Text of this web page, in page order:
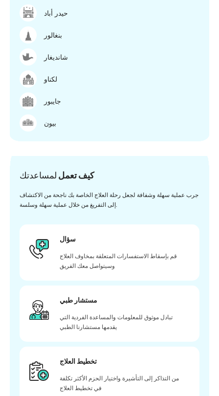
حيدر أباد
بنغالور
شانديغار
لكناو
جايبور
بيون
كيف تعمل لمساعدتك
جرب عملية سهلة وشفافة لجعل رحلة العلاج الخاصة بك ناجحة من الاكتشاف
إلى التفريغ من خلال عملية سهلة وسلسة.
سؤال
قم بإسقاط الاستفسارات المتعلقة بمخاوف العلاج
وسيتواصل معك الفريق
مستشار طبي
تبادل موثوق للمعلومات والمساعدة الفردية التي
يقدمها مستشارنا الطبي
تخطيط العلاج
من التذاكر إلى التأشيرة واختيار الحزم الأكثر تكلفة
في تخطيط العلاج